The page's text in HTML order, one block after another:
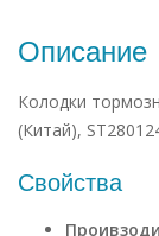
Описание
Колодки
(Китай),
Свойства